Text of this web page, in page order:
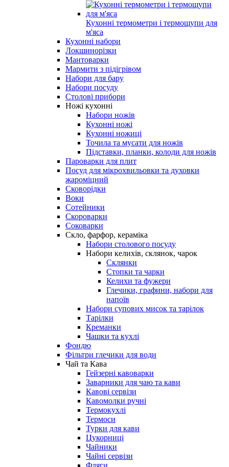
Кухонні термометри і термощупи для
м'яса
Кухонні набори
Локшинорізки
Мантоварки
Мармити з підігрівом
Набори для бару
Набори посуду
Столові прибори
Ножі кухонні
Набори ножів
Кухонні ножі
Кухонні ножиці
Точила та мусати для ножів
Підставки, планки, колоди для ножів
Пароварки для плит
Посуд для мікрохвильовки та духовки
жароміцний
Сковорідки
Воки
Сотейники
Скороварки
Соковарки
Скло, фарфор, кераміка
Набори столового посуду
Набори келихів, склянок, чарок
Склянки
Стопки та чарки
Келихи та фужери
Глечики, графини, набори для
напоїв
Набори супових мисок та тарілок
Тарілки
Креманки
Чашки та кухлі
Фондю
Фільтри глечики для води
Чай та Кава
Гейзерні кавоварки
Заварники для чаю та кави
Кавові сервізи
Кавомолки ручні
Термокухлі
Термоси
Турки для кави
Цукорниці
Чайники
Чайні сервізи
Фляги